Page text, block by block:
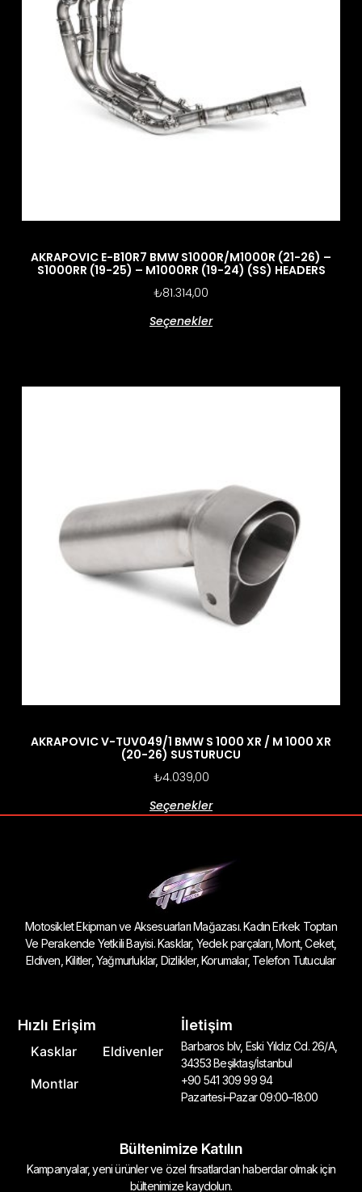
AKRAPOVIC E-B10R7 BMW S1000R/M1000R (21-26) –
S1000RR (19-25) – M1000RR (19-24) (SS) HEADERS
₺81.314,00
Seçenekler
AKRAPOVIC V-TUV049/1 BMW S 1000 XR / M 1000 XR
(20-26) SUSTURUCU
₺4.039,00
Seçenekler
Motosiklet Ekipman ve Aksesuarları Mağazası. Kadın Erkek Toptan
Ve Perakende Yetkili Bayisi. Kasklar, Yedek parçaları, Mont, Ceket,
Eldiven, Kilitler, Yağmurluklar, Dizlikler, Korumalar, Telefon Tutucular
Hızlı Erişim
Kasklar
Eldivenler
Montlar
İletişim
Barbaros blv, Eski Yıldız Cd. 26/A,
34353 Beşiktaş/İstanbul
+90 541 309 99 94
Pazartesi–Pazar 09:00–18:00
Bültenimize Katılın
Kampanyalar, yeni ürünler ve özel fırsatlardan haberdar olmak için
bültenimize kaydolun.